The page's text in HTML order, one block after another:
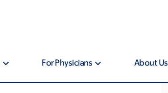
For Physicians About Us